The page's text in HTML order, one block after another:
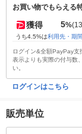
お買い物でもらえる
獲得 5%
うち4.5%は利用先・期
ログイン&全額PayPay支
表示よりも実際の付与数
い。
ログインはこちら
販売単位